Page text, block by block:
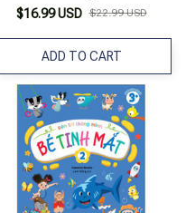
$16.99 USD $22.99 USD
ADD TO CART